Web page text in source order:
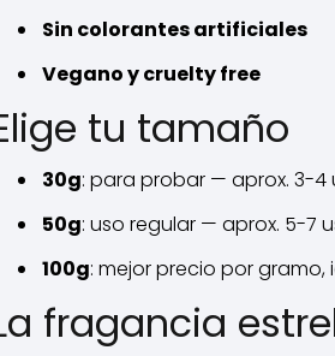
Sin colorantes artificiales
Vegano y cruelty free
tu tamaño
30g: para probar — aprox. 3-4
50g: uso regular — aprox. 5-7
100g: mejor precio por
fragancia